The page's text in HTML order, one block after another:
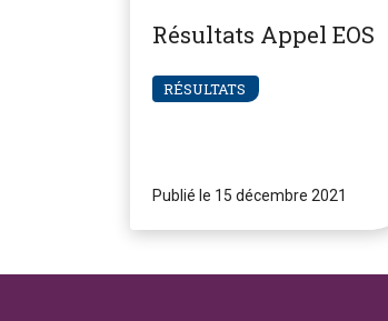
Résultats Appel EOS
RÉSULTATS
Publié le 15 décembre 2021